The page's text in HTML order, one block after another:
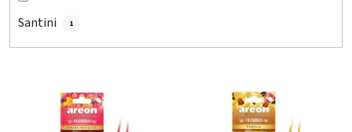
Santini 1